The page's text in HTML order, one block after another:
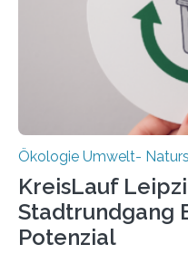
Forschungsprojekt an
zwei weitere Jahre mit
freuen uns sehr über…
Ökologie Umwelt-
KreisLauf
Stadtrundgang
Potenzial